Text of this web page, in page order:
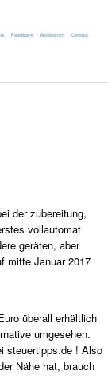
der zubereitung,
vollautomat
geräten, aber
mitte Januar 2017
überall erhältlich
umgesehen.
steuertipps.de ! Also
Nähe hat, brauch